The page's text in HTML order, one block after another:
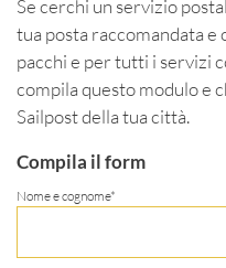
Se cerchi un servizio
tua posta raccomandata e
pacchi e per tutti i servizi
compila questo modulo e
Sailpost della tua città.
Compila il form
Nome e cognome*